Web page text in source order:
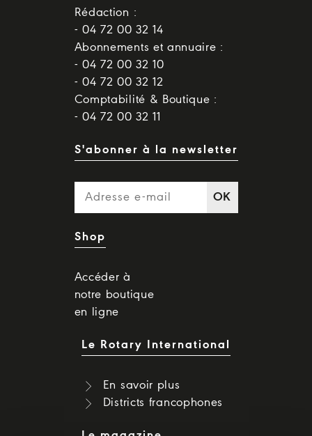
Rédaction :
- 04 72 00 32 14
Abonnements et annuaire :
- 04 72 00 32 10
- 04 72 00 32 12
Comptabilité & Boutique :
- 04 72 00 32 11
S'abonner à la newsletter
OK
Shop
Accéder à
notre boutique
en ligne
Le Rotary International
En savoir plus
Districts francophones